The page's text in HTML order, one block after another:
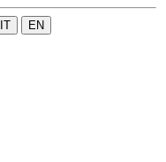
IT EN